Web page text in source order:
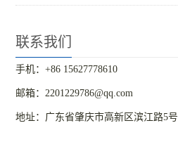
联系我们
手机：+86 15627778610
邮箱：2201229786@qq.com
地址：广东省肇庆市高新区滨江路5号